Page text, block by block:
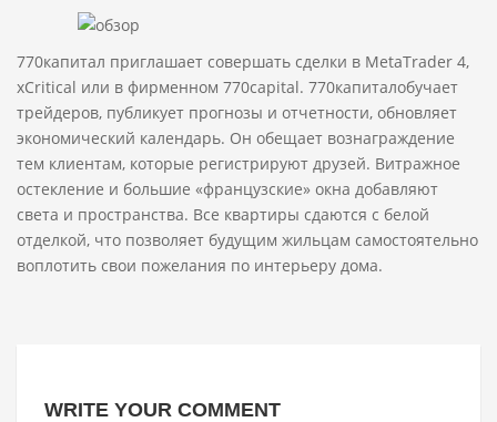
770капитал приглашает совершать сделки в MetaTrader 4,
xCritical или в фирменном 770capital. 770капиталобучает
трейдеров, публикует прогнозы и отчетности, обновляет
экономический календарь. Он обещает вознаграждение
тем клиентам, которые регистрируют друзей. Витражное
остекление и большие «французские» окна добавляют
света и пространства. Все квартиры сдаются с белой
отделкой, что позволяет будущим жильцам самостоятельно
воплотить свои пожелания по интерьеру дома.
WRITE YOUR COMMENT